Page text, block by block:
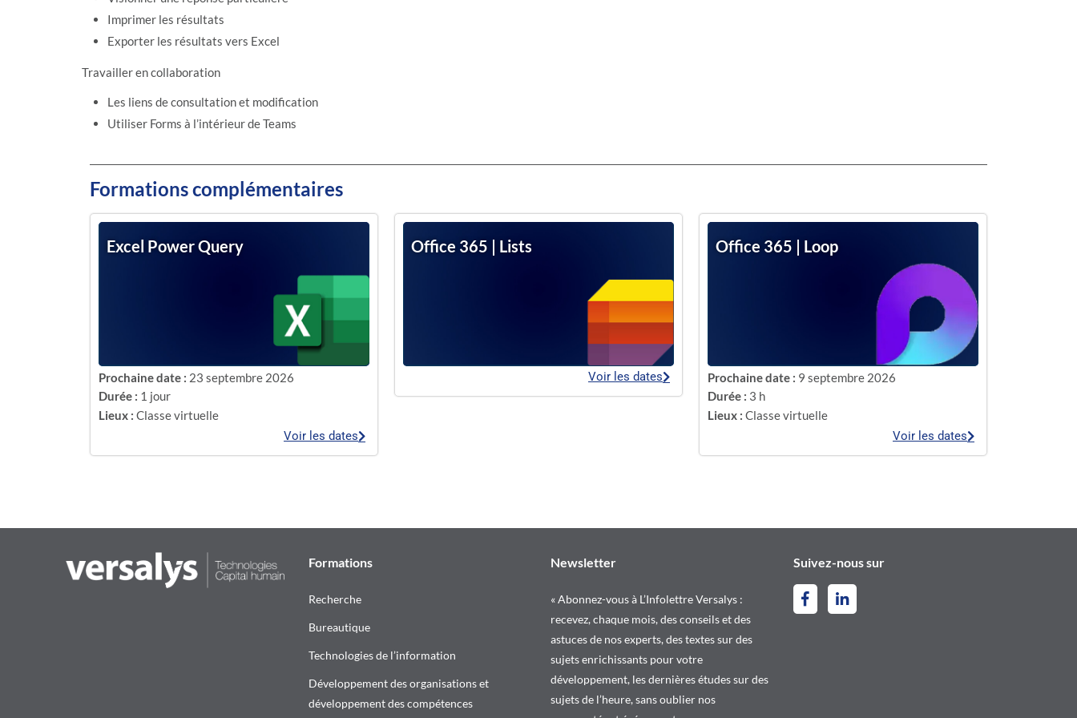
Imprimer les résultats
Exporter les résultats vers Excel
Travailler en collaboration
Les liens de consultation et modification
Utiliser Forms à l’intérieur de Teams
Formations complémentaires
Excel Power Query
Prochaine date : 23 septembre 2026
Durée : 1 jour
Lieux : Classe virtuelle
Voir les dates
Office 365 | Lists
Voir les dates
Office 365 | Loop
Prochaine date : 9 septembre 2026
Durée : 3 h
Lieux : Classe virtuelle
Voir les dates
Formations
Recherche
Bureautique
Technologies de l’information
Développement des organisations et
développement des compétences
Newsletter
« Abonnez-vous à L’Infolettre Versalys :
recevez, chaque mois, des conseils et des
astuces de nos experts, des textes sur des
sujets enrichissants pour votre
développement, les dernières études sur des
sujets de l’heure, sans oublier nos
Suivez-nous sur